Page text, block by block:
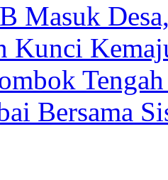
Masuk
Kunci
Bersama